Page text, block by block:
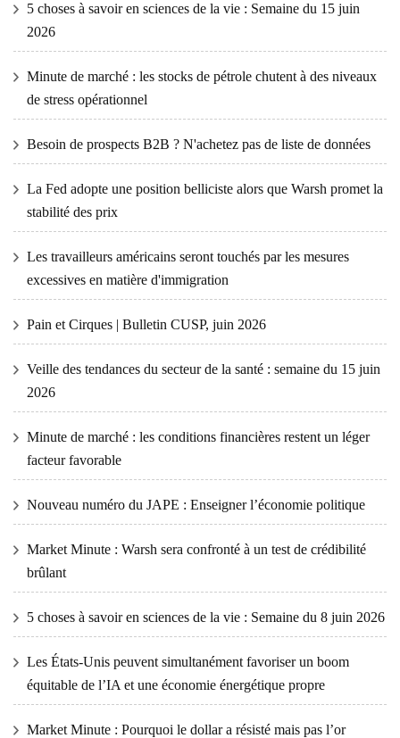
5 choses à savoir en sciences de la vie : Semaine du 15 juin
2026
Minute de marché : les stocks de pétrole chutent à des niveaux
de stress opérationnel
Besoin de prospects B2B ? N'achetez pas de liste de données
La Fed adopte une position belliciste alors que Warsh promet la
stabilité des prix
Les travailleurs américains seront touchés par les mesures
excessives en matière d'immigration
Pain et Cirques | Bulletin CUSP, juin 2026
Veille des tendances du secteur de la santé : semaine du 15 juin
2026
Minute de marché : les conditions financières restent un léger
facteur favorable
Nouveau numéro du JAPE : Enseigner l’économie politique
Market Minute : Warsh sera confronté à un test de crédibilité
brûlant
5 choses à savoir en sciences de la vie : Semaine du 8 juin 2026
Les États-Unis peuvent simultanément favoriser un boom
équitable de l’IA et une économie énergétique propre
Market Minute : Pourquoi le dollar a résisté mais pas l’or